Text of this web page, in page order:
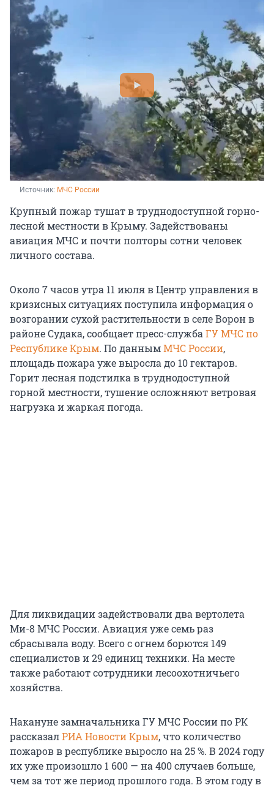
Источник: МЧС России
Крупный пожар тушат в труднодоступной горно-
лесной местности в Крыму. Задействованы
авиация МЧС и почти полторы сотни человек
личного состава.
Около 7 часов утра 11 июля в Центр управления в
кризисных ситуациях поступила информация о
возгорании сухой растительности в селе Ворон в
районе Судака, сообщает пресс-служба ГУ МЧС по
Республике Крым. По даннымМЧС России,
площадь пожара уже выросла до 10 гектаров.
Горит лесная подстилка в труднодоступной
горной местности, тушение осложняют ветровая
нагрузка и жаркая погода.
Для ликвидации задействовали два вертолета
Ми-8 МЧС России. Авиация уже семь раз
сбрасывала воду. Всего с огнем борются 149
специалистов и 29 единиц техники. На месте
также работают сотрудники лесоохотничьего
хозяйства.
Накануне замначальника ГУ МЧС России по РК
рассказалРИА Новости Крым, что количество
пожаров в республике выросло на 25 %. В 2024 году
их уже произошло 1 600 — на 400 случаев больше,
чем за тот же период прошлого года. В этом году в